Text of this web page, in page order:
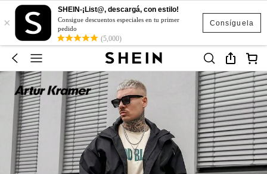
Consíguela
×
SHEIN-¡List@, descargá, con estilo!
Consigue descuentos especiales en tu primer
pedido
(5,000)